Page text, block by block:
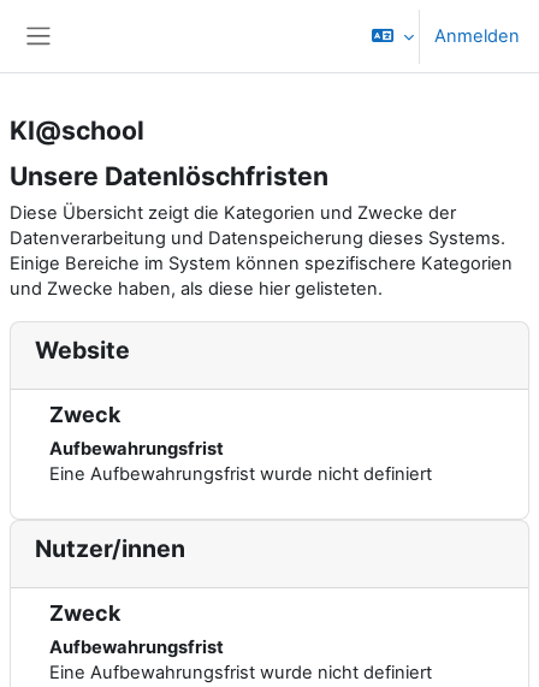
Anmelden
KI@school
Unsere Datenlöschfristen
Diese Übersicht zeigt die Kategorien und Zwecke der
Datenverarbeitung und Datenspeicherung dieses Systems.
Einige Bereiche im System können spezifischere Kategorien
und Zwecke haben, als diese hier gelisteten.
Website
Zweck
Aufbewahrungsfrist
Eine Aufbewahrungsfrist wurde nicht definiert
Nutzer/innen
Zweck
Aufbewahrungsfrist
Eine Aufbewahrungsfrist wurde nicht definiert